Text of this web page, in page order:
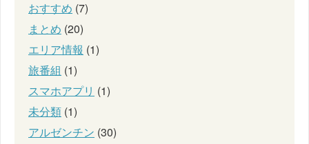
おすすめ (7)
まとめ (20)
エリア情報 (1)
旅番組 (1)
スマホアプリ (1)
未分類 (1)
アルゼンチン (30)